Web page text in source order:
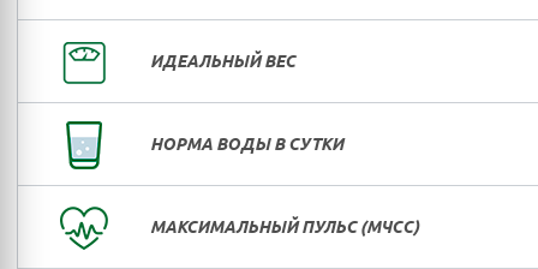
ИДЕАЛЬНЫЙ ВЕС
НОРМА ВОДЫ В СУТКИ
МАКСИМАЛЬНЫЙ ПУЛЬС (МЧСС)